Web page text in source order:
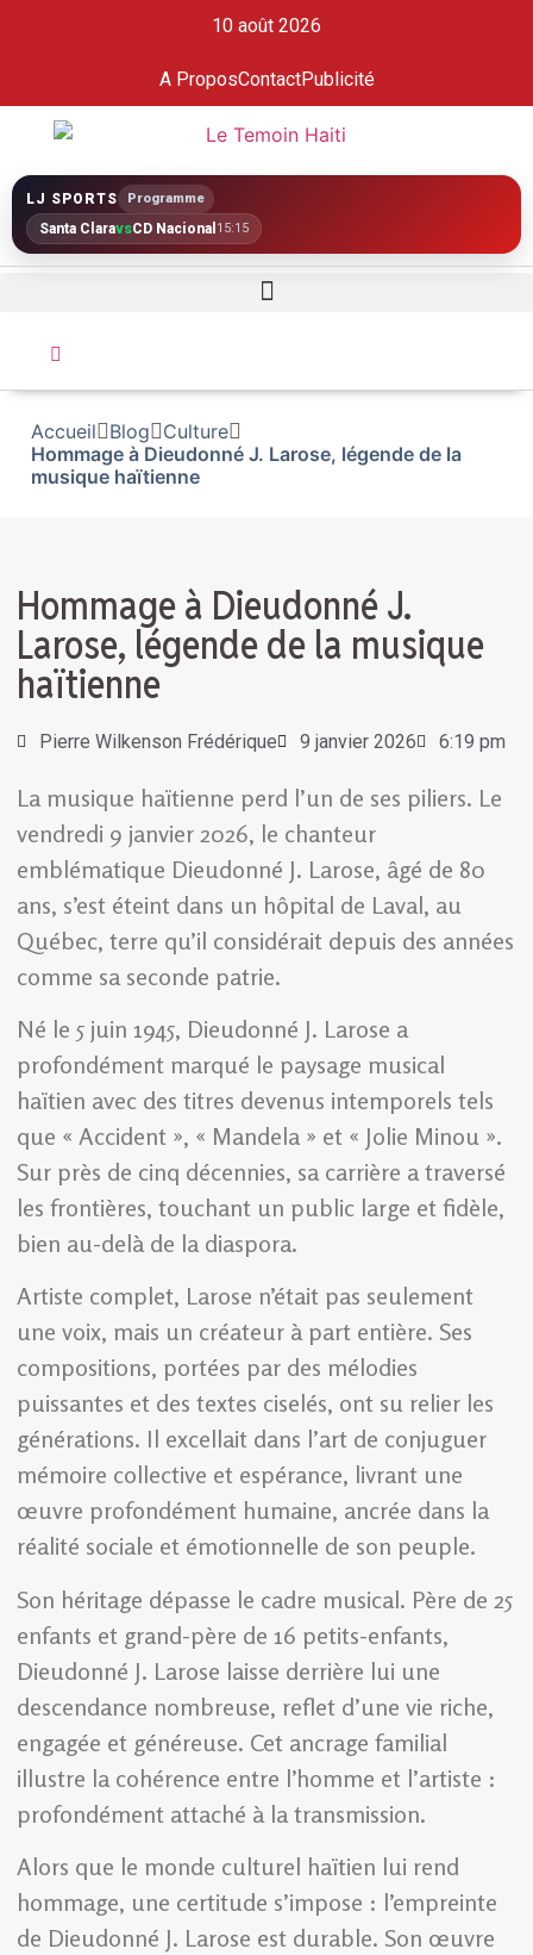
10 août 2026
A ProposContactPublicité
LJ SPORTS Programme
Santa ClaravsCD Nacional 15:15
Accueil Blog
Culture
Hommage à Dieudonné J. Larose, légende de la
musique haïtienne
Hommage à Dieudonné J.
Larose, légende de la musique
haïtienne
Pierre Wilkenson Frédérique 9 janvier 2026 6:19 pm
La musique haïtienne perd l’un de ses piliers. Le
vendredi 9 janvier 2026, le chanteur
emblématique Dieudonné J. Larose, âgé de 80
ans, s’est éteint dans un hôpital de Laval, au
Québec, terre qu’il considérait depuis des années
comme sa seconde patrie.
Né le 5 juin 1945, Dieudonné J. Larose a
profondément marqué le paysage musical
haïtien avec des titres devenus intemporels tels
que « Accident », « Mandela » et « Jolie Minou ».
Sur près de cinq décennies, sa carrière a traversé
les frontières, touchant un public large et fidèle,
bien au-delà de la diaspora.
Artiste complet, Larose n’était pas seulement
une voix, mais un créateur à part entière. Ses
compositions, portées par des mélodies
puissantes et des textes ciselés, ont su relier les
générations. Il excellait dans l’art de conjuguer
mémoire collective et espérance, livrant une
œuvre profondément humaine, ancrée dans la
réalité sociale et émotionnelle de son peuple.
Son héritage dépasse le cadre musical. Père de 25
enfants et grand-père de 16 petits-enfants,
Dieudonné J. Larose laisse derrière lui une
descendance nombreuse, reflet d’une vie riche,
engagée et généreuse. Cet ancrage familial
illustre la cohérence entre l’homme et l’artiste :
profondément attaché à la transmission.
Alors que le monde culturel haïtien lui rend
hommage, une certitude s’impose : l’empreinte
de Dieudonné J. Larose est durable. Son œuvre